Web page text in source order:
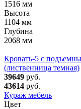
1516 мм
Высота
1104 мм
Глубина
2068 мм
Кровать-5 с
(лиственница темная)
39649 руб.
43614 руб.
Кураж мебель
Цвет